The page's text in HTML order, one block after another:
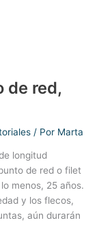
de red,
/ Por Marta
longitud
de red o filet
menos, 25 años.
y los flecos,
aún durarán